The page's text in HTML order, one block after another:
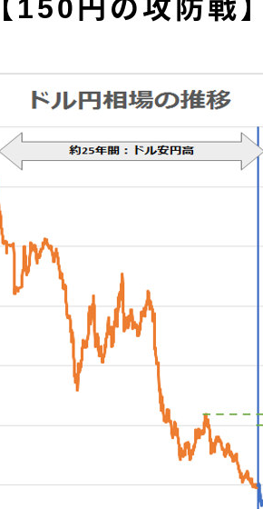
【150円の攻防戦】